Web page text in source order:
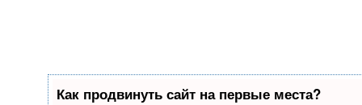
Как продвинуть сайт на первые места?